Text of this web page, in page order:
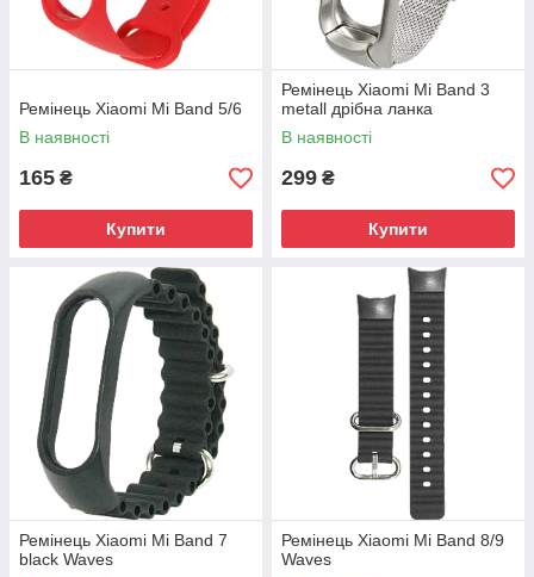
Ремінець Xiaomi Mi Band 5/6
В наявності
165 ₴
Купити
Ремінець Xiaomi Mi Band 3
metall дрібна ланка
В наявності
299 ₴
Купити
Ремінець Xiaomi Mi Band 7
black Waves
Ремінець Xiaomi Mi Band 8/9
Waves